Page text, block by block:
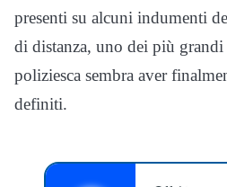
presenti su alcuni indumenti
di distanza, uno dei più
poliziesca sembra aver
definiti.